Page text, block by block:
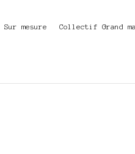
Sur mesure Collectif Grand